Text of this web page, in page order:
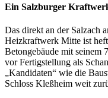
Ein Salzburger
Das direkt an der Salzach
Heizkraftwerk Mitte ist
Betongebäude mit seinem
vor Fertigstellung als
„Kandidaten“ wie die
Schloss Kleßheim weit